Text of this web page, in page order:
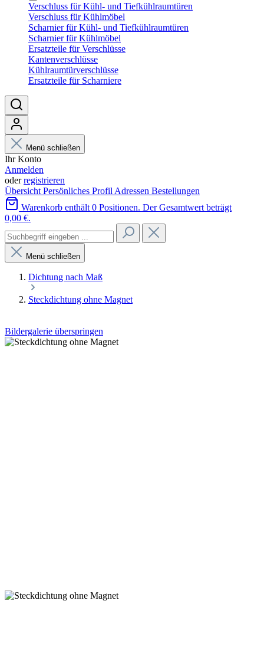
Verschluss für Kühl- und Tiefkühlraumtüren
Verschluss für Kühlmöbel
Scharnier für Kühl- und Tiefkühlraumtüren
Scharnier für Kühlmöbel
Ersatzteile für Verschlüsse
Kantenverschlüsse
Kühlraumtürverschlüsse
Ersatzteile für Scharniere
Menü schließen
Ihr Konto
Anmelden
oderregistrieren
Übersicht Persönliches Profil Adressen Bestellungen
Warenkorb enthält 0 Positionen. Der Gesamtwert beträgt
0,00 €.
Menü schließen
Dichtung nach Maß
Steckdichtung ohne Magnet
Bildergalerie überspringen